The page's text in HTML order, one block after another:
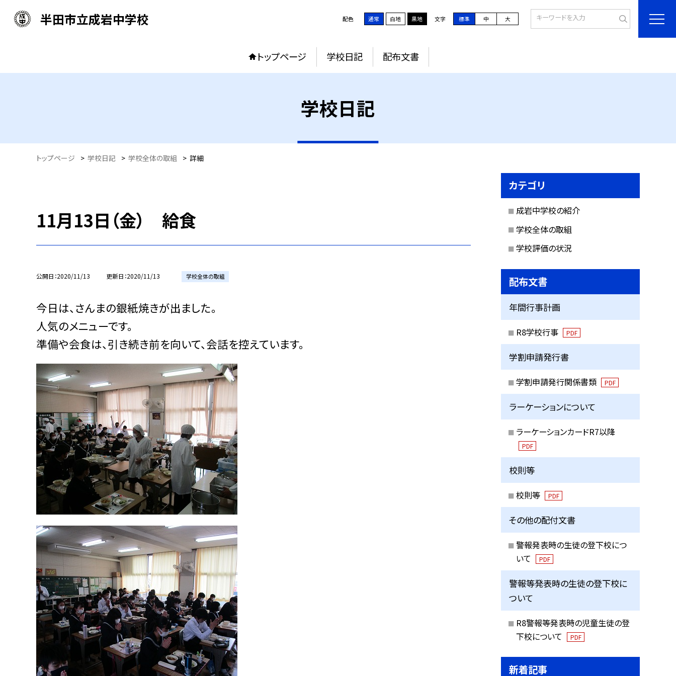
半田市立成岩中学校 配色 通常 白地 黒地 文字 標準 中 大
トップページ 学校日記 配布文書
学校日記
トップページ > 学校日記 > 学校全体の取組 > 詳細
11月13日（金） 給食
公開日 2020/11/13 更新日 2020/11/13 学校全体の取組
今日は、さんまの銀紙焼きが出ました。
人気のメニューです。
準備や会食は、引き続き前を向いて、会話を控えています。
カテゴリ
成岩中学校の紹介
学校全体の取組
学校評価の状況
配布文書
年間行事計画
R8学校行事 PDF
学割申請発行書
学割申請発行関係書類 PDF
ラーケーションについて
ラーケーションカードR7以降
PDF
校則等
校則等 PDF
その他の配付文書
警報発表時の生徒の登下校につ
いて
PDF
警報等発表時の生徒の登下校に
ついて
R8警報等発表時の児童生徒の登
下校について
PDF
新着記事